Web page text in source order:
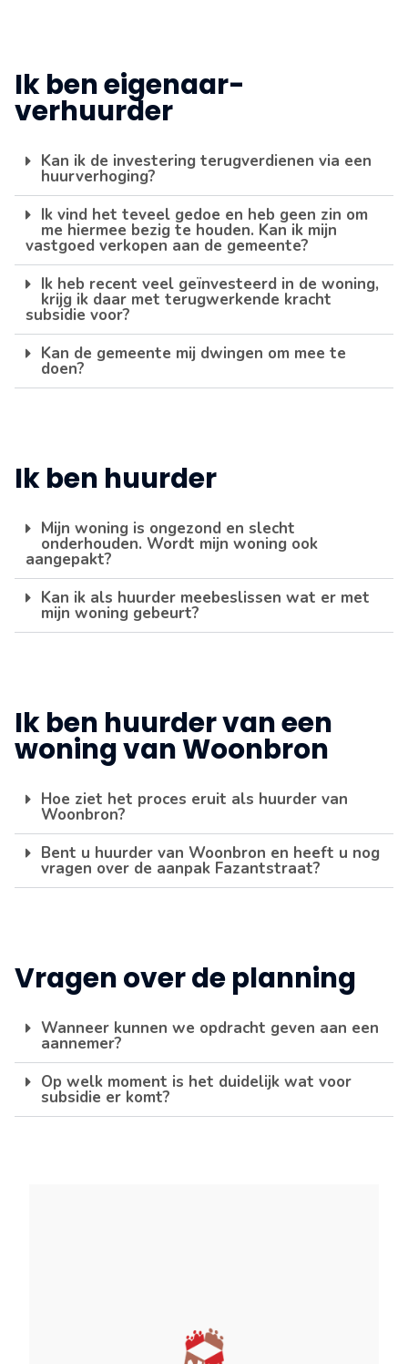
Ik ben eigenaar-
verhuurder
Kan ik de investering terugverdienen via een
huurverhoging?
Ik vind het teveel gedoe en heb geen zin om
me hiermee bezig te houden. Kan ik mijn
vastgoed verkopen aan de gemeente?
Ik heb recent veel geïnvesteerd in de woning,
krijg ik daar met terugwerkende kracht
subsidie voor?
Kan de gemeente mij dwingen om mee te
doen?
Ik ben huurder
Mijn woning is ongezond en slecht
onderhouden. Wordt mijn woning ook
aangepakt?
Kan ik als huurder meebeslissen wat er met
mijn woning gebeurt?
Ik ben huurder van een
woning van Woonbron
Hoe ziet het proces eruit als huurder van
Woonbron?
Bent u huurder van Woonbron en heeft u nog
vragen over de aanpak Fazantstraat?
Vragen over de planning
Wanneer kunnen we opdracht geven aan een
aannemer?
Op welk moment is het duidelijk wat voor
subsidie er komt?